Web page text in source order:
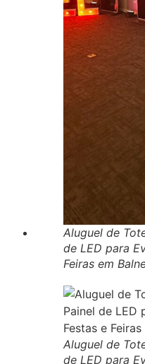
Aluguel de
de LED para
Feiras em
Aluguel de
de LED para